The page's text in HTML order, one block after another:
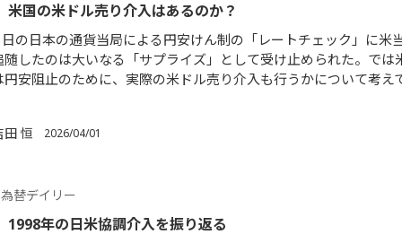
米国の米ドル売り介入はあるのか？
の日本の通貨当局による円安けん制の「レートチェック」に米
随したのは大いなる「サプライズ」として受け止められた。では
円安阻止のために、実際の米ドル売り介入も行うかについて考え
田 恒 2026/04/01
替デイリー
1998年の日米協調介入を振り返る